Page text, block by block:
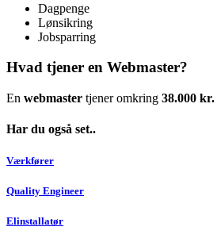
Dagpenge
Lønsikring
Jobsparring
Hvad tjener en Webmaster?
En webmaster tjener omkring 38.000 kr.
Har du også set..
Værkfører
Quality Engineer
Elinstallatør